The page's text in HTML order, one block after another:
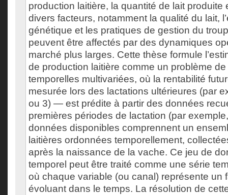
production laitière, la quantité de lait produite
divers facteurs, notamment la qualité du lait,
génétique et les pratiques de gestion du
peuvent être affectés par des dynamiques
marché plus larges. Cette thèse formule
de production laitière comme un problème
temporelles multivariées, où la rentabilité
mesurée lors des lactations ultérieures (par
ou 3) — est prédite à partir des données
premières périodes de lactation (par
données disponibles comprennent un
laitières ordonnées temporellement,
après la naissance de la vache. Ce jeu de
temporel peut être traité comme une série
où chaque variable (ou canal) représente un
évoluant dans le temps. La résolution de